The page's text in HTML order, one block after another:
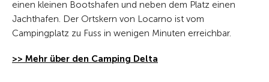
einen kleinen Bootshafen und neben dem Platz einen
Jachthafen. Der Ortskern von Locarno ist vom
Campingplatz zu Fuss in wenigen Minuten erreichbar.
>> Mehr über den Camping Delta